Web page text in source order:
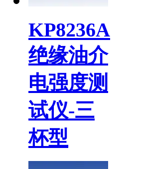
KP8236A
绝缘油介
电强度测
试仪-三
杯型